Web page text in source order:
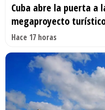
Cuba abre la puerta a
megaproyecto
Hace 17 horas